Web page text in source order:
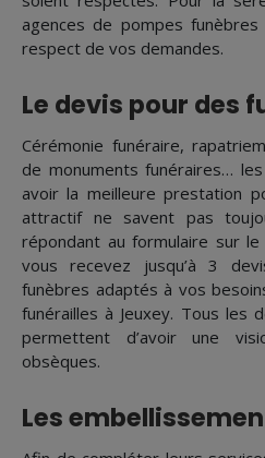
agences de pompes
respect de vos demandes.
Le devis pour des
Cérémonie funéraire,
de monuments funéraires…
avoir la meilleure prestation
attractif ne savent pas
répondant au formulaire sur
vous recevez jusqu’à 3
funèbres adaptés à vos
funérailles à Jeuxey. Tous les
permettent d’avoir une
obsèques.
Les